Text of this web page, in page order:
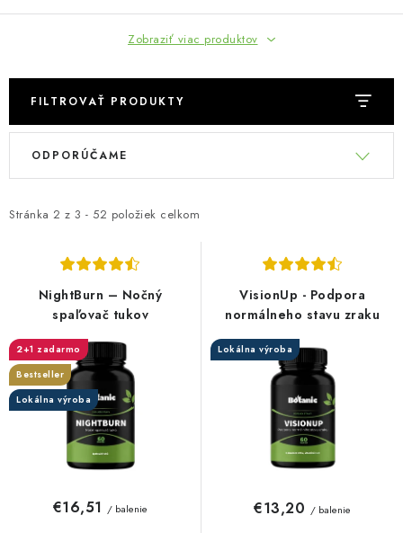
Zobraziť viac produktov
FILTROVAŤ PRODUKTY
V
i
d
u
k
t
Stránka 2 z 3 - 52 položiek celkom
R
e
r
o
d
u
ODPORÚČAME
NightBurn – Nočný
spaľovač tukov
2+1 zadarmo
Bestseller
Lokálna výroba
€16,51 / balenie
VisionUp - Podpora
normálneho stavu zraku
Lokálna výroba
€13,20 / balenie